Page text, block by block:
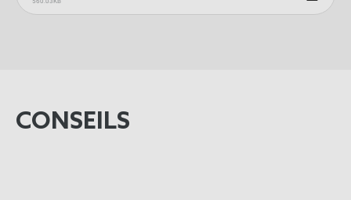
AJOUTER L'ENSEMBLE AU
560.03KB
CONSEILS